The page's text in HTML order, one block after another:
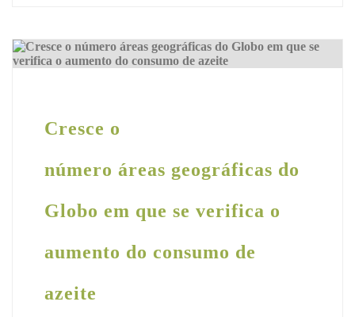
Cresce o
número áreas geográficas do
Globo em que se verifica o
aumento do consumo de
azeite